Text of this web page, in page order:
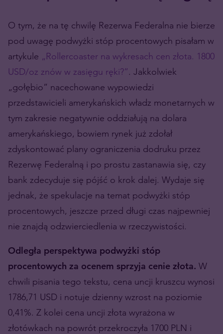
O tym, że na tę chwilę Rezerwa Federalna nie bierze
pod uwagę podwyżki stóp procentowych pisałam w
artykule „Rollercoaster na wykresach cen złota. 1800
USD/oz znów w zasięgu ręki?”. Jakkolwiek
„gołębio” nacechowane wypowiedzi
przedstawicieli amerykańskich władz monetarnych w
tym zakresie negatywnie oddziałują na dolara
amerykańskiego, bowiem rynek już zdołał
zdyskontować plany ograniczenia dodruku przez
Rezerwę Federalną i po prostu zastanawia się, czy
bank zdecyduje się pójść o krok dalej. Wydaje się
jednak, że spekulacje na temat podwyżki stóp
procentowych, jeszcze przed długi czas najpewniej
nie znajdą odzwierciedlenia w rzeczywistości.
Odległa perspektywa podwyżki stóp
procentowych za ocenem sprzyja cenie złota. W
chwili pisania tego tekstu, cena uncji kruszcu wynosi
1786,71 USD i notuje dzienny wzrost na poziomie
0,41%. Z kolei cena uncji złota wyrażona w
złotówkach na powrót przekroczyła 1700 PLN i